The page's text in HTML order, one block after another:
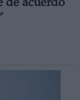
de acuerdo